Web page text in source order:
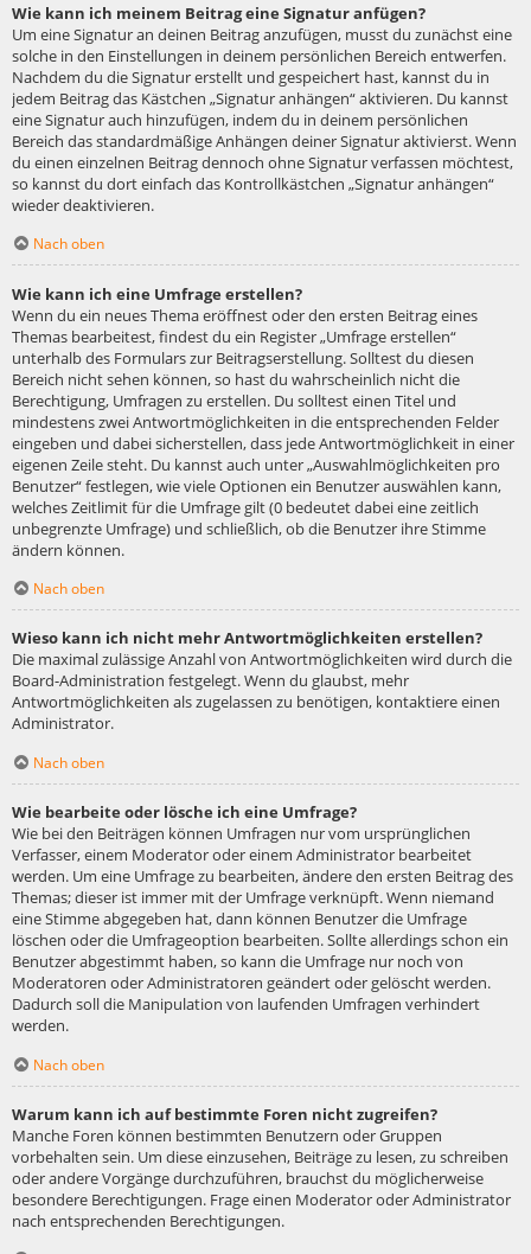
Wie kann ich meinem Beitrag eine Signatur anfügen?
Um eine Signatur an deinen Beitrag anzufügen, musst du zunächst eine
solche in den Einstellungen in deinem persönlichen Bereich entwerfen.
Nachdem du die Signatur erstellt und gespeichert hast, kannst du in
jedem Beitrag das Kästchen „Signatur anhängen“ aktivieren. Du kannst
eine Signatur auch hinzufügen, indem du in deinem persönlichen
Bereich das standardmäßige Anhängen deiner Signatur aktivierst. Wenn
du einen einzelnen Beitrag dennoch ohne Signatur verfassen möchtest,
so kannst du dort einfach das Kontrollkästchen „Signatur anhängen“
wieder deaktivieren.
Nach oben
Wie kann ich eine Umfrage erstellen?
Wenn du ein neues Thema eröffnest oder den ersten Beitrag eines
Themas bearbeitest, findest du ein Register „Umfrage erstellen“
unterhalb des Formulars zur Beitragserstellung. Solltest du diesen
Bereich nicht sehen können, so hast du wahrscheinlich nicht die
Berechtigung, Umfragen zu erstellen. Du solltest einen Titel und
mindestens zwei Antwortmöglichkeiten in die entsprechenden Felder
eingeben und dabei sicherstellen, dass jede Antwortmöglichkeit in einer
eigenen Zeile steht. Du kannst auch unter „Auswahlmöglichkeiten pro
Benutzer“ festlegen, wie viele Optionen ein Benutzer auswählen kann,
welches Zeitlimit für die Umfrage gilt (0 bedeutet dabei eine zeitlich
unbegrenzte Umfrage) und schließlich, ob die Benutzer ihre Stimme
ändern können.
Nach oben
Wieso kann ich nicht mehr Antwortmöglichkeiten erstellen?
Die maximal zulässige Anzahl von Antwortmöglichkeiten wird durch die
Board-Administration festgelegt. Wenn du glaubst, mehr
Antwortmöglichkeiten als zugelassen zu benötigen, kontaktiere einen
Administrator.
Nach oben
Wie bearbeite oder lösche ich eine Umfrage?
Wie bei den Beiträgen können Umfragen nur vom ursprünglichen
Verfasser, einem Moderator oder einem Administrator bearbeitet
werden. Um eine Umfrage zu bearbeiten, ändere den ersten Beitrag des
Themas; dieser ist immer mit der Umfrage verknüpft. Wenn niemand
eine Stimme abgegeben hat, dann können Benutzer die Umfrage
löschen oder die Umfrageoption bearbeiten. Sollte allerdings schon ein
Benutzer abgestimmt haben, so kann die Umfrage nur noch von
Moderatoren oder Administratoren geändert oder gelöscht werden.
Dadurch soll die Manipulation von laufenden Umfragen verhindert
werden.
Nach oben
Warum kann ich auf bestimmte Foren nicht zugreifen?
Manche Foren können bestimmten Benutzern oder Gruppen
vorbehalten sein. Um diese einzusehen, Beiträge zu lesen, zu schreiben
oder andere Vorgänge durchzuführen, brauchst du möglicherweise
besondere Berechtigungen. Frage einen Moderator oder Administrator
nach entsprechenden Berechtigungen.